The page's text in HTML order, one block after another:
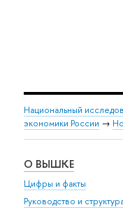
Национальный
экономики России →
О ВЫШКЕ
Цифры и факты
Руководство и